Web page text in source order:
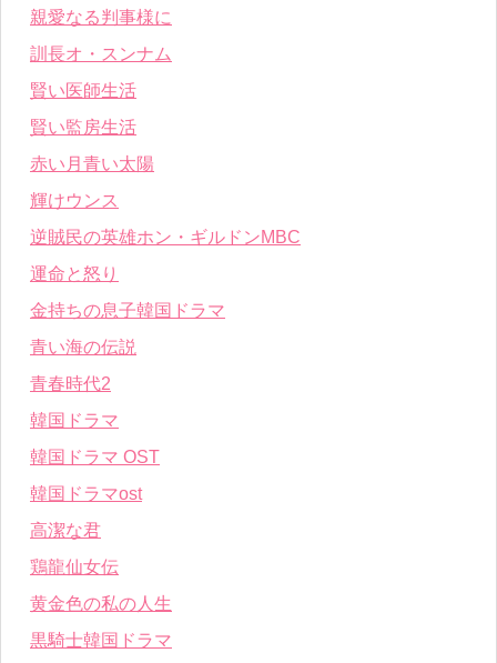
親愛なる判事様に
訓長オ・スンナム
賢い医師生活
賢い監房生活
赤い月青い太陽
輝けウンス
逆賊民の英雄ホン・ギルドンMBC
運命と怒り
金持ちの息子韓国ドラマ
青い海の伝説
青春時代2
韓国ドラマ
韓国ドラマ OST
韓国ドラマost
高潔な君
鶏龍仙女伝
黄金色の私の人生
黒騎士韓国ドラマ